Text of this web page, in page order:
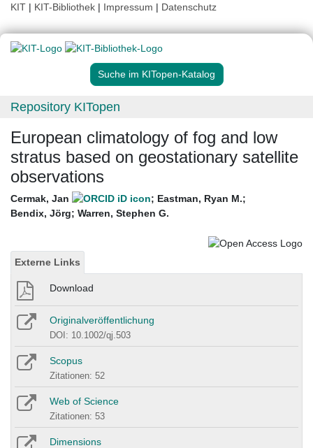
KIT | KIT-Bibliothek | Impressum | Datenschutz
Suche im KITopen-Katalog
Repository KITopen
European climatology of fog and low
stratus based on geostationary satellite
observations
Cermak, Jan ; Eastman, Ryan M.;
Bendix, Jörg; Warren, Stephen G.
Externe Links
Download
Originalveröffentlichung
DOI: 10.1002/qj.503
Scopus
Zitationen: 52
Web of Science
Zitationen: 53
Dimensions